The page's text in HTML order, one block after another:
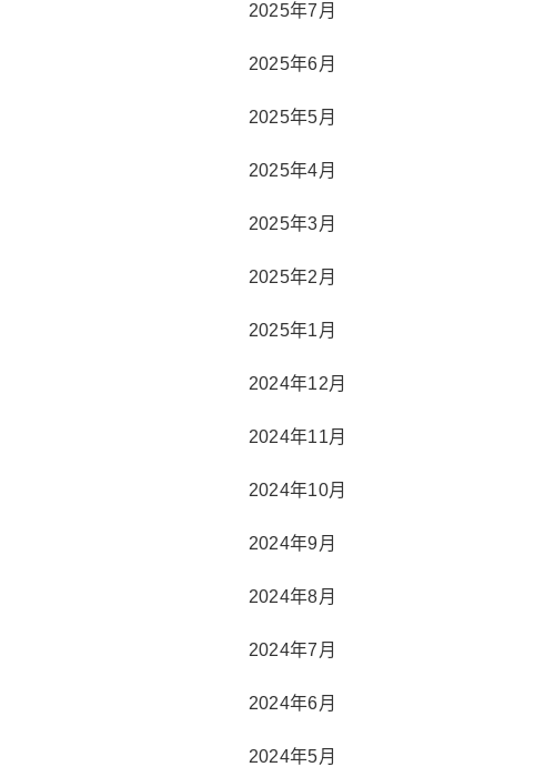
2025年7月
2025年6月
2025年5月
2025年4月
2025年3月
2025年2月
2025年1月
2024年12月
2024年11月
2024年10月
2024年9月
2024年8月
2024年7月
2024年6月
2024年5月